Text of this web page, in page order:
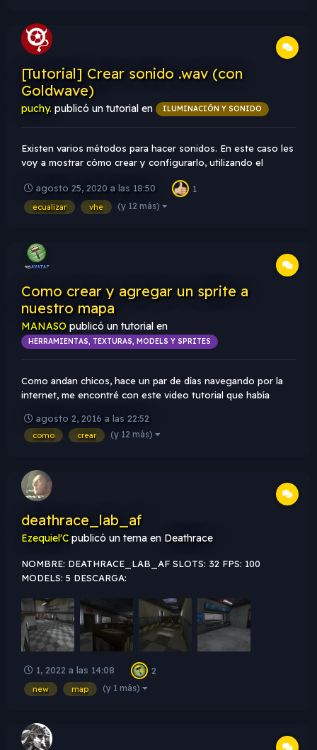
[Tutorial] Crear sonido .wav (con
Goldwave)
puchy. publicó un tutorial en ILUMINACIÓN Y SONIDO
Existen varios métodos para hacer sonidos. En este caso les
voy a mostrar cómo crear y configurarlo, utilizando el
mapas porque el procedimiento es bastante rápido y
sencillo. Si no tienen el programa, lo pueden descargar del
agosto 25, 2020 a las 18:50 1
ecualizar vhe (y 12 más)
Como crear y agregar un sprite a
nuestro mapa
MANASO publicó un tutorial en
HERRAMIENTAS, TEXTURAS, MODELS Y SPRITES
Como andan chicos, hace un par de días navegando por la
internet, me encontré con este video tutorial que habí­a
vi no lo podrí­a creer pero bueno es una boludez pero capas
que a alguien le sirve para personalizar su mapa, les dejo el
agosto 2, 2016 a las 22:52
como crear (y 12 más)
deathrace_lab_af
Ezequiel'C publicó un tema en Deathrace
NOMBRE: DEATHRACE_LAB_AF SLOTS: 32 FPS: 100
MODELS: 5 DESCARGA:
1, 2022 a las 14:08 2
new map (y 1 más)